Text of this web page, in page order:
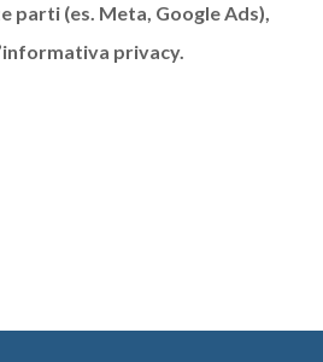
parti (es. Meta, Google Ads),
privacy.